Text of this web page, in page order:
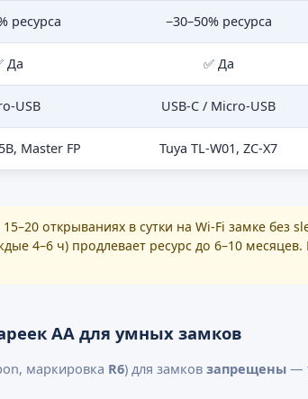
ресурса −30–50% ресурса
Да ✅ Да
USB USB-C / Micro-USB
Master FP Tuya TL-W01, ZC-X7
открываниях в сутки на Wi-Fi замке без
4–6 ч) продлевает ресурс до 6–10
AA для умных замков
маркировка R6) для замков запрещены —